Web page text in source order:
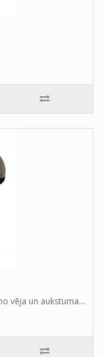
vēja un aukstuma...